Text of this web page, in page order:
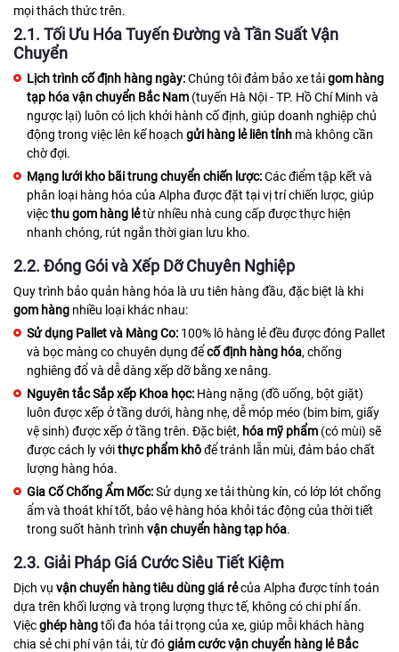
mọi thách thức trên.
2.1. Tối Ưu Hóa Tuyến Đường và Tần Suất Vận
Chuyển
Lịch trình cố định hàng ngày:Chúng tôi đảm bảo xe tảigom hàng
tạp hóa vận chuyển Bắc Nam (tuyến Hà Nội - TP. Hồ Chí Minh và
ngược lại) luôn có lịch khởi hành cố định, giúp doanh nghiệp chủ
động trong việc lên kế hoạch gửi hàng lẻ liên tỉnh mà không cần
chờ đợi.
Mạng lưới kho bãi trung chuyển chiến lược:Các điểm tập kết và
phân loại hàng hóa của Alpha được đặt tại vị trí chiến lược, giúp
việcthu gom hàng lẻtừ nhiều nhà cung cấp được thực hiện
nhanh chóng, rút ngắn thời gian lưu kho.
2.2. Đóng Gói và Xếp Dỡ Chuyên Nghiệp
Quy trình bảo quản hàng hóa là ưu tiên hàng đầu, đặc biệt là khi
gom hàng nhiều loại khác nhau:
Sử dụng Pallet và Màng Co: 100% lô hàng lẻ đều được đóng Pallet
và bọc màng co chuyên dụng đểcố định hàng hóa, chống
nghiêng đổ và dễ dàng xếp dỡ bằng xe nâng.
Nguyên tắc Sắp xếp Khoa học: Hàng nặng (đồ uống, bột giặt)
luôn được xếp ở tầng dưới, hàng nhẹ, dễ móp méo (bim bim, giấy
vệ sinh) được xếp ở tầng trên. Đặc biệt, hóa mỹ phẩm (có mùi) sẽ
được cách ly vớithực phẩm khôđể tránh lẫn mùi, đảm bảo chất
lượng hàng hóa.
Gia Cố Chống Ẩm Mốc:Sử dụng xe tải thùng kín, có lớp lót chống
ẩm và thoát khí tốt, bảo vệ hàng hóa khỏi tác động của thời tiết
trong suốt hành trình vận chuyển hàng tạp hóa.
2.3. Giải Pháp Giá Cước Siêu Tiết Kiệm
Dịch vụ vận chuyển hàng tiêu dùng giá rẻcủa Alpha được tính toán
dựa trên khối lượng và trọng lượng thực tế, không có chi phí ẩn.
Việcghép hàngtối đa hóa tải trọng của xe, giúp mỗi khách hàng
chia sẻ chi phí vận tải, từ đógiảm cước vận chuyển hàng lẻ Bắc